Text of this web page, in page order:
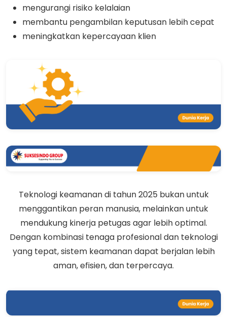
mengurangi risiko kelalaian
membantu pengambilan keputusan lebih cepat
meningkatkan kepercayaan klien
Teknologi keamanan di tahun 2025 bukan untuk
menggantikan peran manusia, melainkan untuk
mendukung kinerja petugas agar lebih optimal.
Dengan kombinasi tenaga profesional dan teknologi
yang tepat, sistem keamanan dapat berjalan lebih
aman, efisien, dan terpercaya.